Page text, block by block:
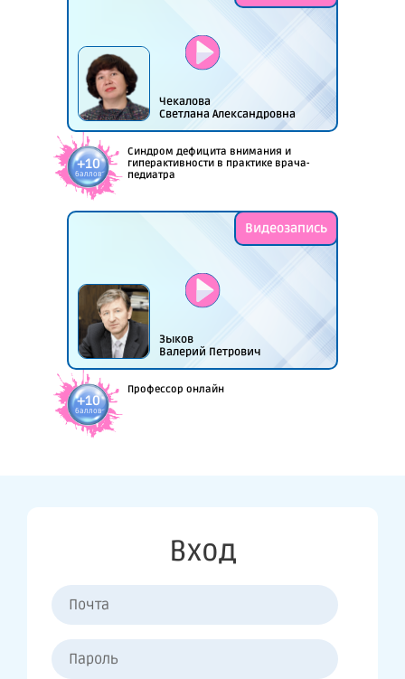
Чекалова
Светлана Александровна
+10
баллов
Синдром дефицита внимания и
гиперактивности в практике врача-
педиатра
Видеозапись
Зыков
Валерий Петрович
+10
баллов
Профессор онлайн
Вход